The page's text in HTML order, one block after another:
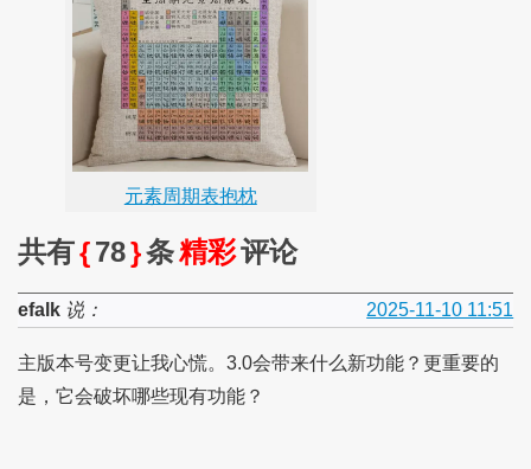
元素周期表抱枕
共有{78}条精彩评论
efalk说： 2025-11-10 11:51
主版本号变更让我心慌。3.0会带来什么新功能？更重要的
是，它会破坏哪些现有功能？